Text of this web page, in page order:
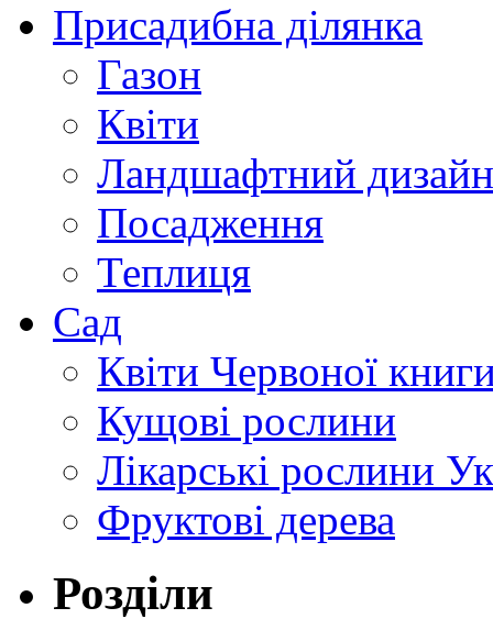
Присадибна ділянка
Газон
Квіти
Ландшафтний дизайн
Посадження
Теплиця
Сад
Квіти Червоної
Кущові рослини
Лікарські рослини
Фруктові дерева
Розділи